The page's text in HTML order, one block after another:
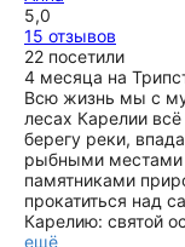
5,0
15 отзывов
22 посетили
4 месяца на
Всю жизнь мы с
лесах Карелии
берегу реки,
рыбными местами
памятниками
прокатиться над
Карелию: святой
ещё